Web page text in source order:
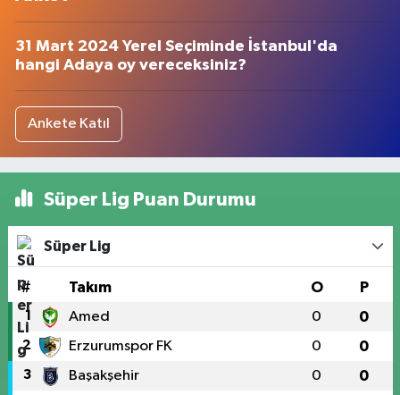
31 Mart 2024 Yerel Seçiminde İstanbul'da
hangi Adaya oy vereceksiniz?
Ankete Katıl
Süper Lig Puan Durumu
Süper Lig
# Takım O P
1 Amed 0 0
2 Erzurumspor FK 0 0
3 Başakşehir 0 0